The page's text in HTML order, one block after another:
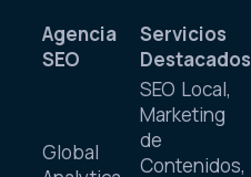
Agencia
SEO
Servicios
Destacados
Global
SEO Local,
Marketing
de
Contenidos,